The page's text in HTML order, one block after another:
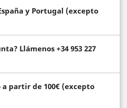
y Portugal (excepto
Llámenos +34 953 227
partir de 100€ (excepto